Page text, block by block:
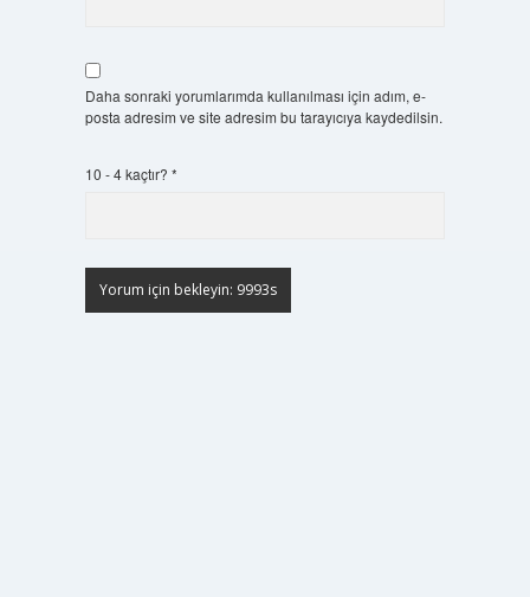
Daha sonraki yorumlarımda kullanılması için adım, e-
posta adresim ve site adresim bu tarayıcıya kaydedilsin.
10 - 4 kaçtır? *